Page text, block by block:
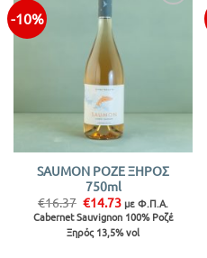
-10%
SAUMON ΡΟΖΕ ΞΗΡΟΣ
750ml
€16.37 Original
price
was:
€16.37.
€14.73Η
τρέχουσα
τιμή
είναι:
με Φ.Π.Α.
Cabernet Sauvignon 100% Ροζέ
Ξηρός 13,5% vol